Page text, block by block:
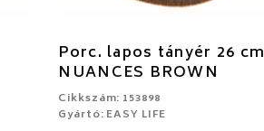
Porc. lapos tányér 26 cm
NUANCES BROWN
Cikkszám: 153898
Gyártó: EASY LIFE